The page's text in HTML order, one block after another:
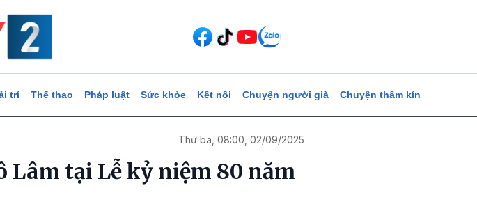
trí Thể thao Pháp luật Sức khỏe Kết nối Chuyện người già Chuyện thầm kín
Thứ ba, 08:00, 02/09/2025
Lâm tại Lễ kỷ niệm 80 năm